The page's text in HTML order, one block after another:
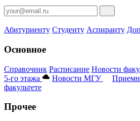
Абитуриенту Студенту Аспиранту
Основное
Справочник Расписание Новости
5-го этажа
Новости МГУ
факультете
Прочее